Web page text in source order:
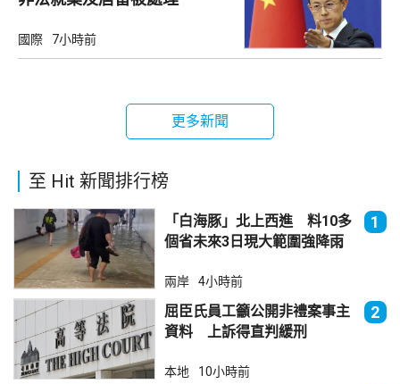
國際 7小時前
更多新聞
至 Hit 新聞排行榜
「白海豚」北上西進 料10多
個省未來3日現大範圍強降雨
1
兩岸 4小時前
屈臣氏員工籲公開非禮案事主
資料 上訴得直判緩刑
2
本地 10小時前